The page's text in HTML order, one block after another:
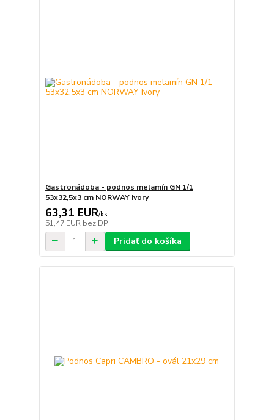
Gastronádoba - podnos melamín GN 1/1
53x32,5x3 cm NORWAY Ivory
63,31 EUR/ks
51,47 EUR bez DPH
Pridať do košíka